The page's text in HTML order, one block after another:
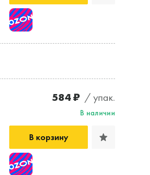
584 ₽ / упак.
В наличии
В корзину